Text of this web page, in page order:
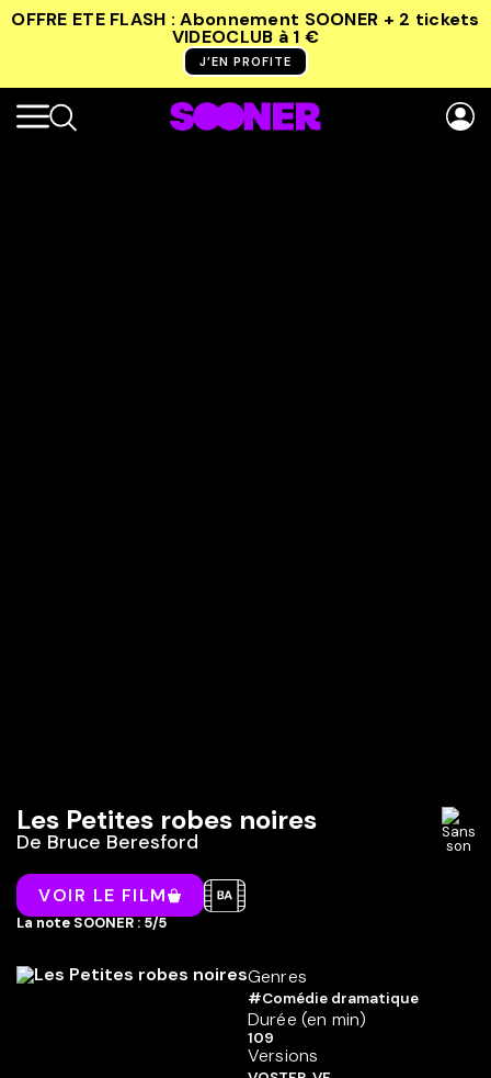
OFFRE ETE FLASH : Abonnement SOONER + 2 tickets
VIDEOCLUB à 1 €
J’EN PROFITE
Les Petites robes noires
De Bruce Beresford
VOIR LE FILM
La note SOONER : 5/5
Genres
#Comédie dramatique
Durée (en min)
109
Versions